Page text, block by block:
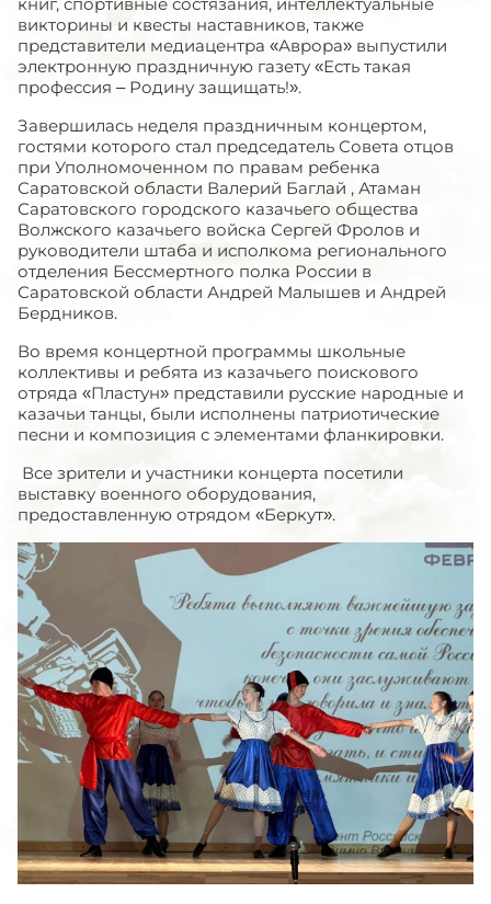
викторины и квесты наставников, также
представители медиацентра «Аврора» выпустили
электронную праздничную газету «Есть такая
профессия – Родину защищать!».
Завершилась неделя праздничным концертом,
гостями которого стал председатель Совета отцов
при Уполномоченном по правам ребенка
Саратовской области Валерий Баглай , Атаман
Саратовского городского казачьего общества
Волжского казачьего войска Сергей Фролов и
руководители штаба и исполкома регионального
отделения Бессмертного полка России в
Саратовской области Андрей Малышев и Андрей
Бердников.
Во время концертной программы школьные
коллективы и ребята из казачьего поискового
отряда «Пластун» представили русские народные и
казачьи танцы, были исполнены патриотические
песни и композиция с элементами фланкировки.
Все зрители и участники концерта посетили
выставку военного оборудования,
предоставленную отрядом «Беркут».